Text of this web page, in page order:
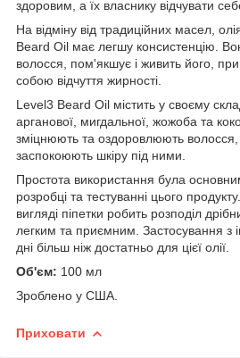
здоровим, а їх власнику відчувати
На відміну від традиційних масел,
Beard Oil має легшу консистенцію.
волосся, пом'якшує і живить його,
собою відчуття жирності.
Level3 Beard Oil містить у своєму
арганової, мигдальної, жожоба та
зміцнюють та оздоровлюють волосся,
заспокоюють шкіру під ними.
Простота використання була
розробці та тестуванні цього
вигляді піпетки робить розподіл
легким та приємним. Застосування з
дні більш ніж достатньо для цієї олії.
Об'єм: 100 мл
Зроблено у США.
Приховати